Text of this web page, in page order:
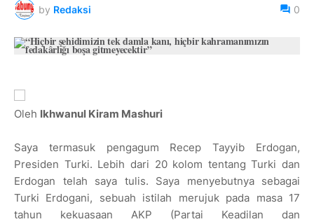
by Redaksi 0
Oleh Ikhwanul Kiram Mashuri
Saya termasuk pengagum Recep Tayyib Erdogan,
Presiden Turki. Lebih dari 20 kolom tentang Turki dan
Erdogan telah saya tulis. Saya menyebutnya sebagai
Turki Erdogani, sebuah istilah merujuk pada masa 17
tahun kekuasaan AKP (Partai Keadilan dan